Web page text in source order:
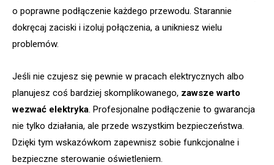
o poprawne podłączenie każdego przewodu. Starannie
dokręcaj zaciski i izoluj połączenia, a unikniesz wielu
problemów.
Jeśli nie czujesz się pewnie w pracach elektrycznych albo
planujesz coś bardziej skomplikowanego, zawsze warto
wezwać elektryka. Profesjonalne podłączenie to gwarancja
nie tylko działania, ale przede wszystkim bezpieczeństwa.
Dzięki tym wskazówkom zapewnisz sobie funkcjonalne i
bezpieczne sterowanie oświetleniem.